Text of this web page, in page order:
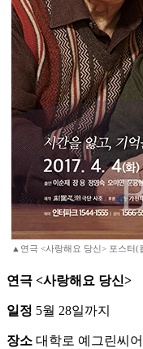
▲연극 <사랑해요 당신> 포스터(
연극 <사랑해요 당신>
일정 5월 28일까지
장소 대학로 예그린씨